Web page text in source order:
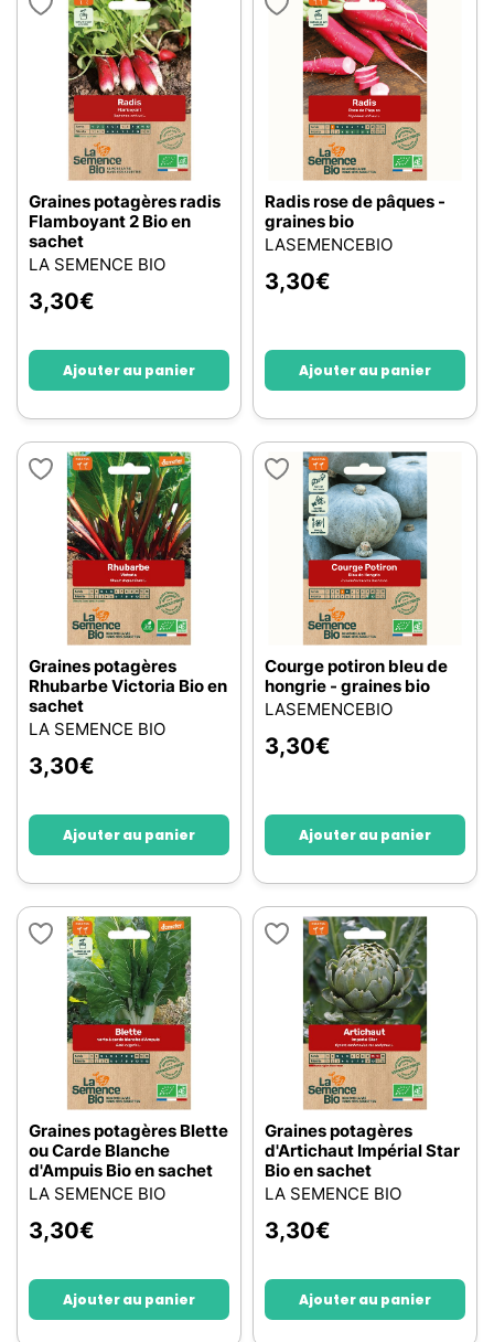
Graines potagères radis
Flamboyant 2 Bio en
sachet
LA SEMENCE BIO
3,30€
Ajouter au panier
Radis rose de pâques -
graines bio
LASEMENCEBIO
3,30€
Ajouter au panier
Graines potagères
Rhubarbe Victoria Bio en
sachet
LA SEMENCE BIO
3,30€
Ajouter au panier
Courge potiron bleu de
hongrie - graines bio
LASEMENCEBIO
3,30€
Ajouter au panier
Graines potagères Blette
ou Carde Blanche
d'Ampuis Bio en sachet
LA SEMENCE BIO
3,30€
Ajouter au panier
Graines potagères
d'Artichaut Impérial Star
Bio en sachet
LA SEMENCE BIO
3,30€
Ajouter au panier